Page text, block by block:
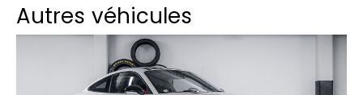
Autres véhicules